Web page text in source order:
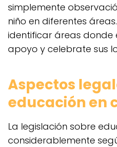
simplemente
niño en diferentes
identificar áreas donde
apoyo y celebrate sus
Aspectos
educación en
La legislación sobre
considerablemente